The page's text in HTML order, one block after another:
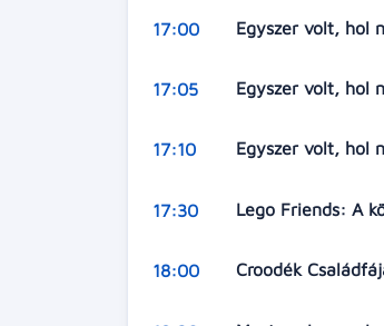
17:00 Egyszer volt, hol
17:05 Egyszer volt, hol
17:10 Egyszer volt, hol
17:30 Lego Friends: A
18:00 Croodék